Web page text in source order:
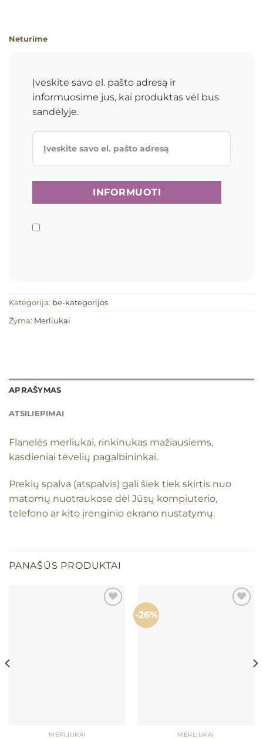
Neturime
Įveskite savo el. pašto adresą ir
informuosime jus, kai produktas vėl bus
sandėlyje.
Kategorija: be-kategorijos
Žyma: Merliukai
APRAŠYMAS
ATSILIEPIMAI
Flanelės merliukai, rinkinukas mažiausiems,
kasdieniai tėvelių pagalbininkai.
Prekių spalva (atspalvis) gali šiek tiek skirtis nuo
matomų nuotraukose dėl Jūsų kompiuterio,
telefono ar kito įrenginio ekrano nustatymų.
PANAŠŪS PRODUKTAI
MERLIUKAI
-26%
MERLIUKAI